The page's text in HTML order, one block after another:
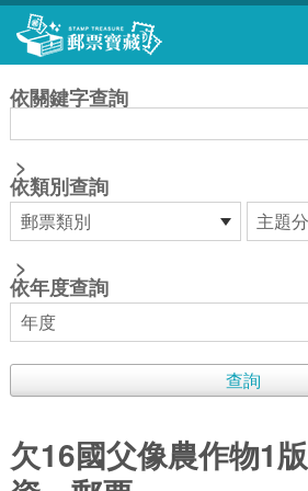
跳到主要內容區塊
依關鍵字查詢
>
依類別查詢
>
依年度查詢
欠16國父像農作物1